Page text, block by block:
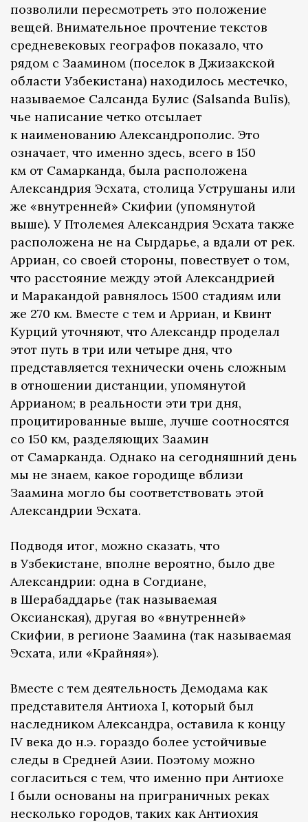
позволили пересмотреть это положение
вещей. Внимательное прочтение текстов
средневековых географов показало, что
рядом с Заамином (поселок в Джизакской
области Узбекистана) находилось местечко,
называемое Салсанда Булис (Salsanda Bulīs),
чье написание четко отсылает
к наименованию Александрополис. Это
означает, что именно здесь, всего в 150
км от Самарканда, была расположена
Александрия Эсхата, столица Уструшаны или
же «внутренней» Скифии (упомянутой
выше). У Птолемея Александрия Эсхата также
расположена не на Сырдарье, а вдали от рек.
Арриан, со своей стороны, повествует о том,
что расстояние между этой Александрией
и Маракандой равнялось 1500 стадиям или
же 270 км. Вместе с тем и Арриан, и Квинт
Курций уточняют, что Александр проделал
этот путь в три или четыре дня, что
представляется технически очень сложным
в отношении дистанции, упомянутой
Аррианом; в реальности эти три дня,
процитированные выше, лучше соотносятся
со 150 км, разделяющих Заамин
от Самарканда. Однако на сегодняшний день
мы не знаем, какое городище вблизи
Заамина могло бы соответствовать этой
Александрии Эсхата.
Подводя итог, можно сказать, что
в Узбекистане, вполне вероятно, было две
Александрии: одна в Согдиане,
в Шерабаддарье (так называемая
Оксианская), другая во «внутренней»
Скифии, в регионе Заамина (так называемая
Эсхата, или «Крайняя»).
Вместе с тем деятельность Демодама как
представителя Антиоха I, который был
наследником Александра, оставила к концу
IV века до н.э. гораздо более устойчивые
следы в Средней Азии. Поэтому можно
согласиться с тем, что именно при Антиохе
I были основаны на приграничных реках
несколько городов, таких как Антиохия